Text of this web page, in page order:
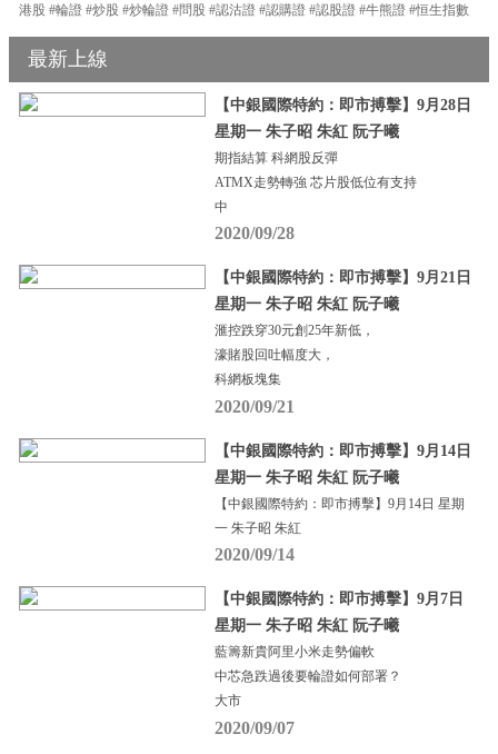
港股 #輪證 #炒股 #炒輪證 #問股 #認沽證 #認購證 #認股證 #牛熊證 #恒生指數
最新上線
【中銀國際特約：即市搏擊】9月28日
星期一 朱子昭 朱紅 阮子曦
期指結算 科網股反彈
ATMX走勢轉強 芯片股低位有支持
中
2020/09/28
【中銀國際特約：即市搏擊】9月21日
星期一 朱子昭 朱紅 阮子曦
滙控跌穿30元創25年新低，
濠賭股回吐幅度大，
科網板塊集
2020/09/21
【中銀國際特約：即市搏擊】9月14日
星期一 朱子昭 朱紅 阮子曦
【中銀國際特約：即市搏擊】9月14日 星期
一 朱子昭 朱紅
2020/09/14
【中銀國際特約：即市搏擊】9月7日
星期一 朱子昭 朱紅 阮子曦
藍籌新貴阿里小米走勢偏軟
中芯急跌過後要輪證如何部署？
大市
2020/09/07